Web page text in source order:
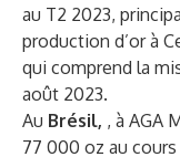
au T2 2023,
production d’or à
qui comprend la
août 2023.
Au Brésil, , à AGA
77 000 oz au